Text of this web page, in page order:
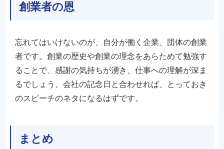
創業者の恩
忘れてはいけないのが、自分が働く企業、団体の創業
者です。創業の歴史や創業の理念をあらためて勉強す
ることで、感謝の気持ちが湧き、仕事への理解が深ま
るでしょう。会社の記念日と合わせれば、とっておき
のスピーチのネタになるはずです。
まとめ